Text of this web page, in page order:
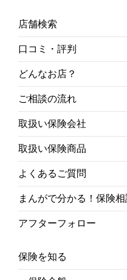
店舗検索
口コミ・評判
どんなお店？
ご相談の流れ
取扱い保険会社
取扱い保険商品
よくあるご質問
まんがで分かる！保険相
アフターフォロー
保険を知る